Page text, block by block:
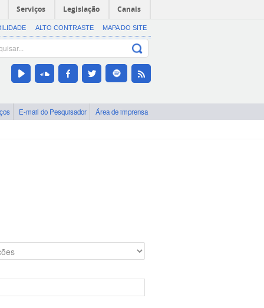
Serviços Legislação Canais
ALTO CONTRASTE MAPA DO SITE
E-mail do Pesquisador Área de imprensa